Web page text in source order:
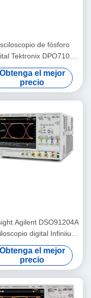
de fósforo
Tektronix DPO7104
ancho de banda de 1
4 canales y frecuencia
muestreo de 10 GS/s
Obtenga el mejor
precio
Agilent DSO91204A
digital Infiniium
ancho de banda de 12
40 GSa/s Muestreo y
de memoria de
1 Gpts
Obtenga el mejor
precio